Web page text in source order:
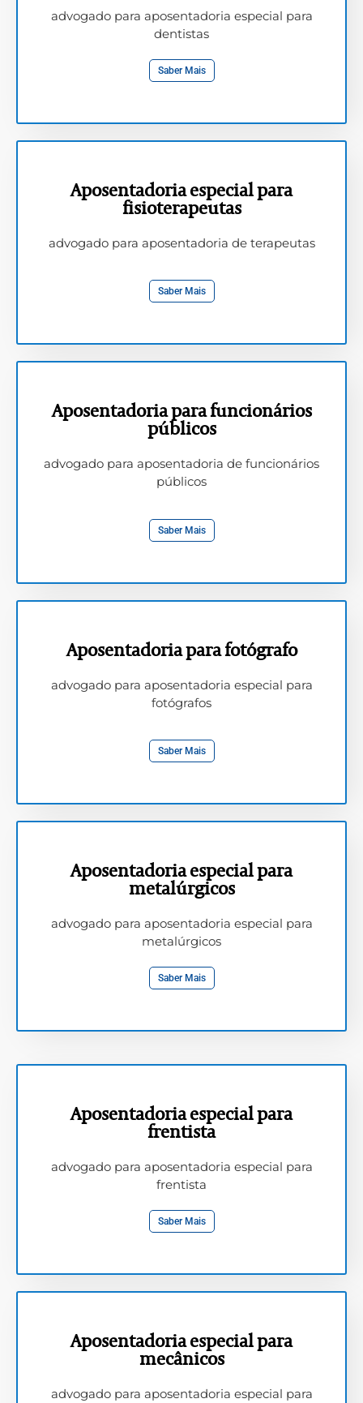
advogado para aposentadoria especial para
dentistas
Saber Mais
Aposentadoria especial para
fisioterapeutas
advogado para aposentadoria de terapeutas
Saber Mais
Aposentadoria para funcionários
públicos
advogado para aposentadoria de funcionários
públicos
Saber Mais
Aposentadoria para fotógrafo
advogado para aposentadoria especial para
fotógrafos
Saber Mais
Aposentadoria especial para
metalúrgicos
advogado para aposentadoria especial para
metalúrgicos
Saber Mais
Aposentadoria especial para
frentista
advogado para aposentadoria especial para
frentista
Saber Mais
Aposentadoria especial para
mecânicos
advogado para aposentadoria especial para